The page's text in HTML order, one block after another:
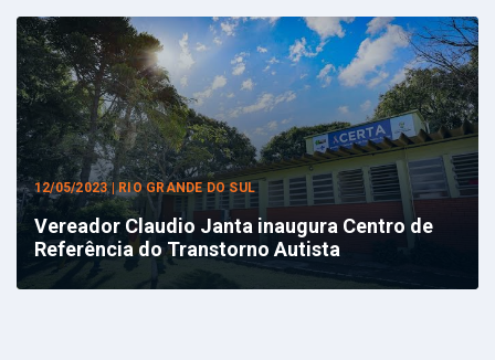
12/05/2023 | RIO GRANDE DO SUL
Vereador Claudio Janta inaugura Centro de
Referência do Transtorno Autista